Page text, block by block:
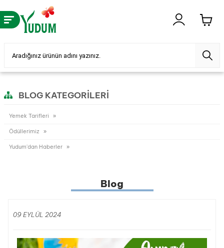
BLOG KATEGORILERI
Yemek Tarifleri
Ödüllerimiz
Yudum'dan Haberler
Blog
09 EYLÜL 2024